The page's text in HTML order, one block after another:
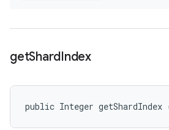
getShardIndex
public Integer getShardIndex